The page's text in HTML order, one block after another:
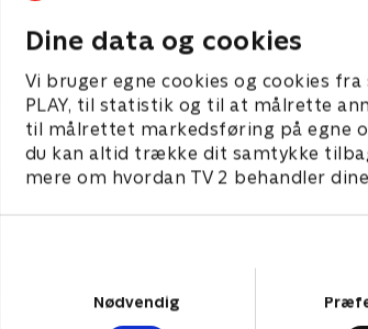
Dine data og cookies
Vi bruger egne cookies og cookies
PLAY, til statistik og til at målrette
til målrettet markedsføring på egne
du kan altid trække dit samtykke
mere om hvordan TV 2 behandler
Nødvendig